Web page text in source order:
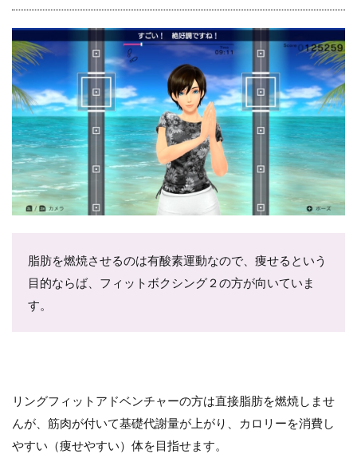
脂肪を燃焼させるのは有酸素運動なので、痩せるという
目的ならば、フィットボクシング２の方が向いていま
す。
リングフィットアドベンチャーの方は直接脂肪を燃焼しませ
んが、筋肉が付いて基礎代謝量が上がり、カロリーを消費し
やすい（痩せやすい）体を目指せます。